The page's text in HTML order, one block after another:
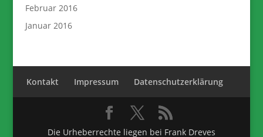
Februar 2016
Januar 2016
Kontakt Impressum Datenschutzerklärung
Die Urheberrechte liegen bei Frank Dreves